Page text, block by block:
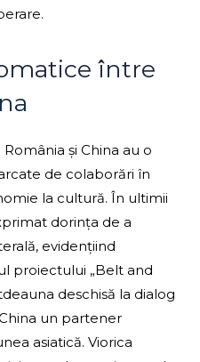
între
și China au o
de colaborări în
la cultură. În ultimii
dorința de a
evidențiind
proiectului „Belt and
deschisă la dialog
un partener
asiatică. Viorica